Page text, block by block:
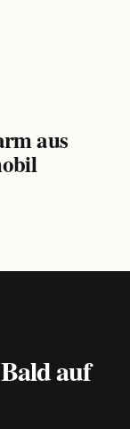
aus
auf